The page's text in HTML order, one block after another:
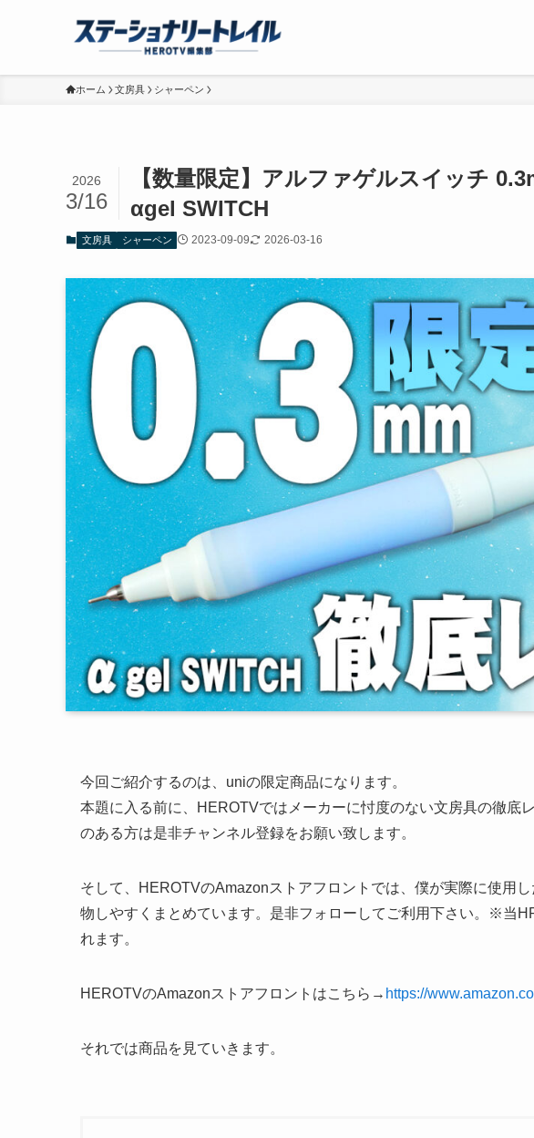
ホーム 文房具 シャーペン
【数量限定】アルファゲルスイッチ
αgel SWITCH
2026
3/16
文房具 シャーペン 2023-09-09 2026-03-16
今回ご紹介するのは、uniの限定商品になります。
本題に入る前に、HEROTVではメーカーに忖度のない文房具の徹底
のある方は是非チャンネル登録をお願い致します。
そして、HEROTVのAmazonストアフロントでは、僕が実際に使用
物しやすくまとめています。是非フォローしてご利用下さい。※当
れます。
HEROTVのAmazonストアフロントはこちら→ https://
それでは商品を見ていきます。